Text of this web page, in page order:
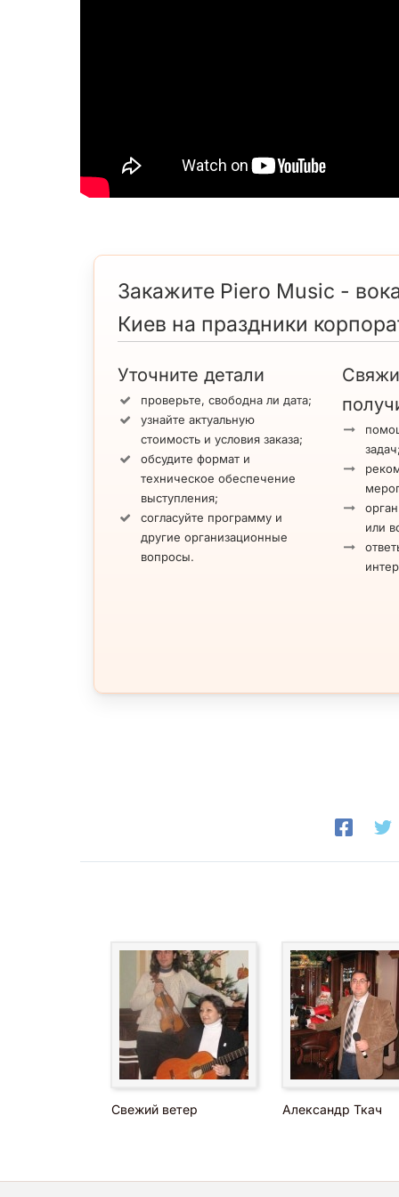
Закажите Piero Music -
Киев на праздники
Уточните детали
проверьте, свободна ли дата;
узнайте актуальную
стоимость и условия заказа;
обсудите формат и
техническое обеспечение
выступления;
согласуйте программу и
другие организационные
вопросы.
или
Свежий ветер Александр Ткач